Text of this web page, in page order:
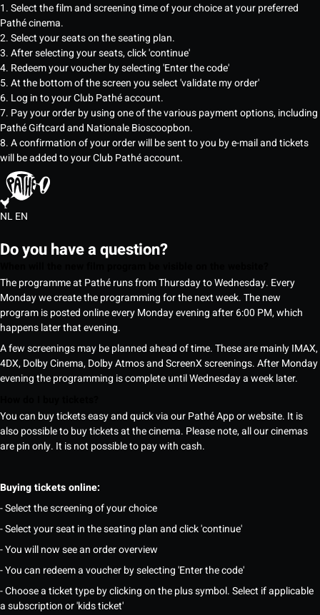
1. Select the film and screening time of your choice at your preferred
Pathé cinema.
2. Select your seats on the seating plan.
3. After selecting your seats, click 'continue'
4. Redeem your voucher by selecting 'Enter the code'
5. At the bottom of the screen you select 'validate my order'
6. Log in to your Club Pathé account.
7. Pay your order by using one of the various payment options, including
Pathé Giftcard and Nationale Bioscoopbon.
8. A confirmation of your order will be sent to you by e-mail and tickets
will be added to your Club Pathé account.
NLEN
Do you have a question?
The programme at Pathé runs from Thursday to Wednesday. Every
Monday we create the programming for the next week. The new
program is posted online every Monday evening after 6:00 PM, which
happens later that evening.
A few screenings may be planned ahead of time. These are mainly IMAX,
4DX, Dolby Cinema, Dolby Atmos and ScreenX screenings. After Monday
evening the programming is complete until Wednesday a week later.
You can buy tickets easy and quick via our Pathé App or website. It is
also possible to buy tickets at the cinema. Please note, all our cinemas
are pin only. It is not possible to pay with cash.
Buying tickets online:
- Select the screening of your choice
- Select your seat in the seating plan and click 'continue'
- You will now see an order overview
- You can redeem a voucher by selecting 'Enter the code'
- Choose a ticket type by clicking on the plus symbol. Select if applicable
a subscription or 'kids ticket'